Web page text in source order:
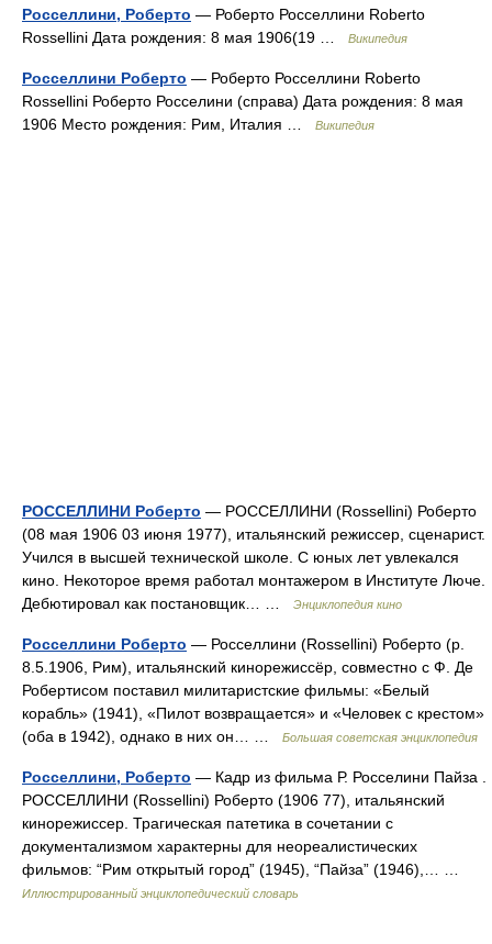
Росселлини, Роберто — Роберто Росселлини Roberto
Rossellini Дата рождения: 8 мая 1906(19 …
Википедия
Росселлини Роберто — Роберто Росселлини Roberto
Rossellini Роберто Росселини (справа) Дата рождения: 8 мая
1906 Место рождения: Рим, Италия …
Википедия
РОССЕЛЛИНИ Роберто — РОССЕЛЛИНИ (Rossellini) Роберто
(08 мая 1906 03 июня 1977), итальянский режиссер, сценарист.
Учился в высшей технической школе. С юных лет увлекался
кино. Некоторое время работал монтажером в Институте Люче.
Дебютировал как постановщик… …
Энциклопедия кино
Росселлини Роберто — Росселлини (Rossellini) Роберто (р.
8.5.1906, Рим), итальянский кинорежиссёр, совместно с Ф. Де
Робертисом поставил милитаристские фильмы: «Белый
корабль» (1941), «Пилот возвращается» и «Человек с крестом»
(оба в 1942), однако в них он… …
Большая советская энциклопедия
Росселлини, Роберто — Кадр из фильма Р. Росселини Пайза .
РОССЕЛЛИНИ (Rossellini) Роберто (1906 77), итальянский
кинорежиссер. Трагическая патетика в сочетании с
документализмом характерны для неореалистических
фильмов: “Рим открытый город” (1945), “Пайза” (1946),… …
Иллюстрированный энциклопедический словарь